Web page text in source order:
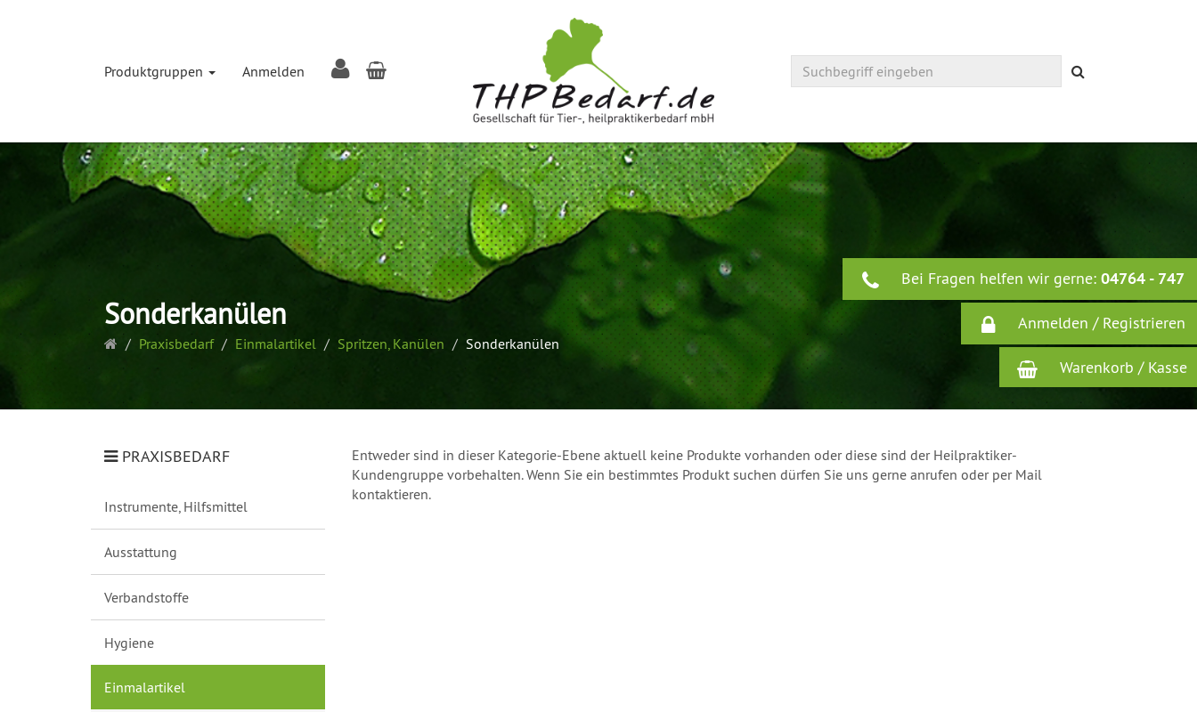
Produktgruppen Anmelden Warenkorb
Bei Fragen helfen wir gerne: 04764 - 747
Anmelden / Registrieren
Warenkorb / Kasse
Sonderkanülen
Startseite
Praxisbedarf Einmalartikel Spritzen, Kanülen Sonderkanülen
Entweder sind in dieser Kategorie-Ebene aktuell keine Produkte vorhanden oder diese sind der Heilpraktiker-
Kundengruppe vorbehalten. Wenn Sie ein bestimmtes Produkt suchen dürfen Sie uns gerne anrufen oder per Mail
kontaktieren.
PRAXISBEDARF
Instrumente, Hilfsmittel
Ausstattung
Verbandstoffe
Hygiene
Einmalartikel